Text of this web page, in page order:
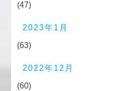
(47)
2023年1月
(63)
2022年12月
(60)